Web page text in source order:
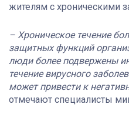
жителям с хроническими
– Хроническое течение
защитных функций
люди более подвержены
течение вирусного
может привести к
отмечают специалисты